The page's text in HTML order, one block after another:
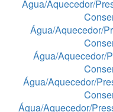
Água/Aquecedor/
Água/Aquecedor/
Água/Aquecedor/
Água/Aquecedor/
Água/Aquecedor/